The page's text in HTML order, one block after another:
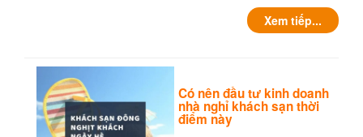
Xem tiếp...
Có nên đầu tư kinh doanh
nhà nghỉ khách sạn thời
điểm này